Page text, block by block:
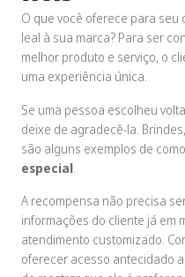
O que você oferece para
leal à sua marca? Para ser
melhor produto e serviço, o
uma experiência única.
Se uma pessoa escolheu
deixe de agradecê-la.
são alguns exemplos de
especial
A recompensa não precisa
informações do cliente já em
atendimento customizado.
oferecer acesso antecidado